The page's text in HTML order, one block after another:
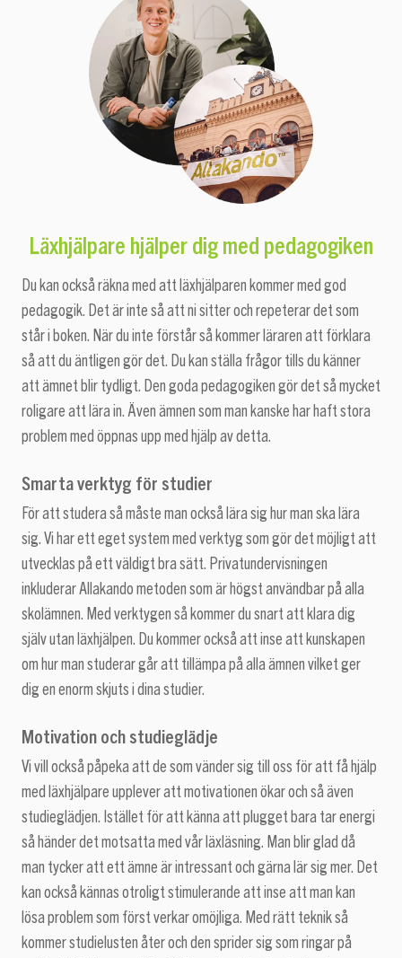
Läxhjälpare hjälper dig med pedagogiken
Du kan också räkna med att läxhjälparen kommer med god
pedagogik. Det är inte så att ni sitter och repeterar det som
står i boken. När du inte förstår så kommer läraren att förklara
så att du äntligen gör det. Du kan ställa frågor tills du känner
att ämnet blir tydligt. Den goda pedagogiken gör det så mycket
roligare att lära in. Även ämnen som man kanske har haft stora
problem med öppnas upp med hjälp av detta.
Smarta verktyg för studier
För att studera så måste man också lära sig hur man ska lära
sig. Vi har ett eget system med verktyg som gör det möjligt att
utvecklas på ett väldigt bra sätt. Privatundervisningen
inkluderar Allakando metoden som är högst användbar på alla
skolämnen. Med verktygen så kommer du snart att klara dig
själv utan läxhjälpen. Du kommer också att inse att kunskapen
om hur man studerar går att tillämpa på alla ämnen vilket ger
dig en enorm skjuts i dina studier.
Motivation och studieglädje
Vi vill också påpeka att de som vänder sig till oss för att få hjälp
med läxhjälpare upplever att motivationen ökar och så även
studieglädjen. Istället för att känna att plugget bara tar energi
så händer det motsatta med vår läxläsning. Man blir glad då
man tycker att ett ämne är intressant och gärna lär sig mer. Det
kan också kännas otroligt stimulerande att inse att man kan
lösa problem som först verkar omöjliga. Med rätt teknik så
kommer studielusten åter och den sprider sig som ringar på